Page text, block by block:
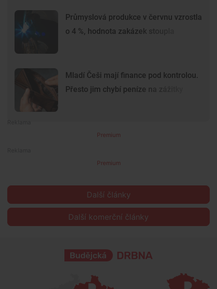
Průmyslová produkce v červnu vzrostla
o 4 %, hodnota zakázek stoupla
Mladí Češi mají finance pod kontrolou.
Přesto jim chybí peníze na zážitky
Premium
Premium
Další články
Další komerční články